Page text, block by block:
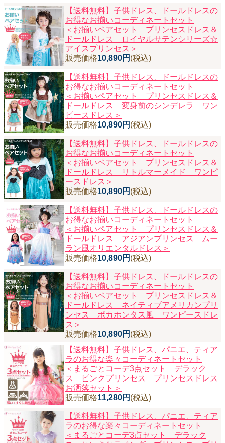
【送料無料】子供ドレス、ドールドレスの
お得なお揃いコーディネートセット
＜お揃いペアセット プリンセスドレス＆
ドールドレス ロイヤルサテンシリーズ☆
アイスプリンセス＞
販売価格10,890円 (税込)
【送料無料】子供ドレス、ドールドレスの
お得なお揃いコーディネートセット
＜お揃いペアセット プリンセスドレス＆
ドールドレス 変身前のシンデレラ ワン
ピースドレス＞
販売価格10,890円 (税込)
【送料無料】子供ドレス、ドールドレスの
お得なお揃いコーディネートセット
＜お揃いペアセット プリンセスドレス＆
ドールドレス リトルマーメイド ワンピ
ースドレス＞
販売価格10,890円 (税込)
【送料無料】子供ドレス、ドールドレスの
お得なお揃いコーディネートセット
＜お揃いペアセット プリンセスドレス＆
ドールドレス アジアンプリンセス ムー
ラン風オリエンタルドレス＞
販売価格10,890円 (税込)
【送料無料】子供ドレス、ドールドレスの
お得なお揃いコーディネートセット
＜お揃いペアセット プリンセスドレス＆
ドールドレス ネイティブアメリカンプリ
ンセス ポカホンタス風 ワンピースドレ
ス＞
販売価格10,890円 (税込)
【送料無料】子供ドレス、パニエ、ティア
ラのお得な楽々コーディネートセット
＜まるごとコーデ3点セット デラック
ス ピンクプリンセス プリンセスドレス
お洒落セット＞
販売価格11,280円 (税込)
【送料無料】子供ドレス、パニエ、ティア
ラのお得な楽々コーディネートセット
＜まるごとコーデ3点セット デラック